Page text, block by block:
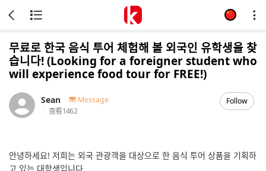
무료로 한국 음식 투어 체험해 볼 외국인 유학생을 찾
습니다! (Looking for a foreigner student who
will experience food tour for FREE!)
Sean
Message
查看1462
Follow
안녕하세요! 저희는 외국 관광객을 대상으로 한 음식 투어 상품을 기획하
고 있는 대학생입니다